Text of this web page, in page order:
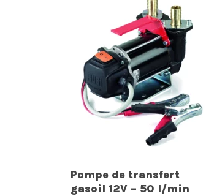
Pompe de transfert
gasoil 12V – 50 l/min